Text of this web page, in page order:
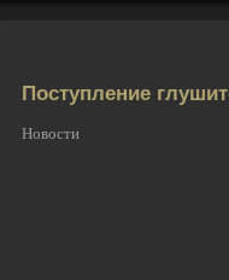
Поступление
Новости